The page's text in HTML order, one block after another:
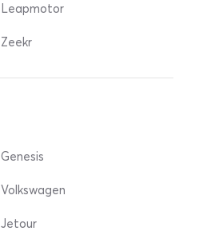
Leapmotor
Zeekr
Genesis
Volkswagen
Jetour